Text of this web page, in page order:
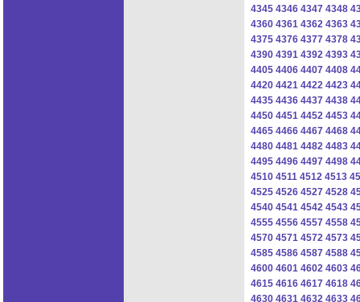
4345 4346 4347 4348
4360 4361 4362 4363
4375 4376 4377 4378
4390 4391 4392 4393
4405 4406 4407 4408
4420 4421 4422 4423
4435 4436 4437 4438
4450 4451 4452 4453
4465 4466 4467 4468
4480 4481 4482 4483
4495 4496 4497 4498
4510 4511 4512 4513
4525 4526 4527 4528
4540 4541 4542 4543
4555 4556 4557 4558
4570 4571 4572 4573
4585 4586 4587 4588
4600 4601 4602 4603
4615 4616 4617 4618
4630 4631 4632 4633